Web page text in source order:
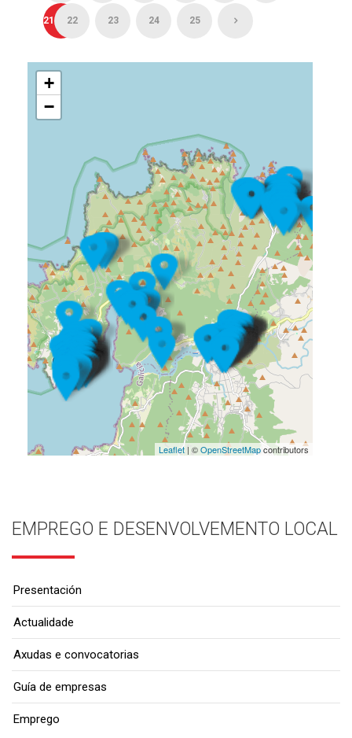
21 22 23 24 25
+
−
Leaflet| ©OpenStreetMapcontributors
EMPREGO E DESENVOLVEMENTO LOCAL
Presentación
Actualidade
Axudas e convocatorias
Guía de empresas
Emprego